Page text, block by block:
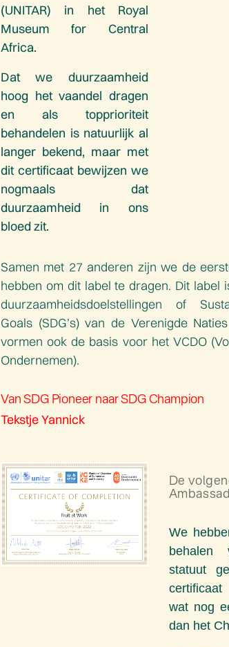
(UNITAR) in het Royal
Museum for Central
Africa.
Dat we duurzaamheid
hoog het vaandel dragen
en als topprioriteit
behandelen is natuurlijk al
langer bekend, maar met
dit certificaat bewijzen we
nogmaals dat
duurzaamheid in ons
bloed zit.
Samen met 27 anderen zijn we de
hebben om dit label te dragen. Dit label
duurzaamheidsdoelstellingen of
Goals (SDG’s) van de Verenigde
vormen ook de basis voor het VCDO
Ondernemen).
Van SDG Pioneer naar SDG Champion
Tekstje Yannick
De
We
behalen
statuut
certificaat
wat nog
dan het